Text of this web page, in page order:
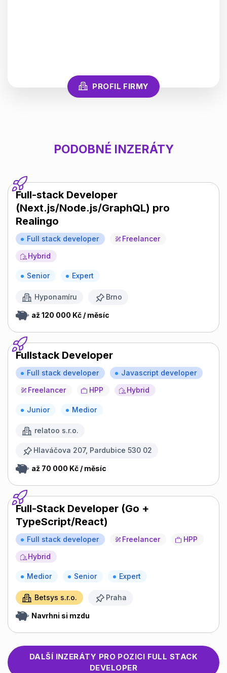
PROFIL FIRMY
PODOBNÉ INZERÁTY
Full-stack Developer
(Next.js/Node.js/GraphQL) pro
Realingo
Full stack developer
Freelancer
Hybrid
Senior Expert
Hyponamíru Brno
až 120 000 Kč / měsíc
Fullstack Developer
Full stack developer
Javascript developer
Freelancer
HPP Hybrid
Junior Medior
relatoo s.r.o.
Hlaváčova 207, Pardubice 530 02
až 70 000 Kč / měsíc
Full-Stack Developer (Go +
TypeScript/React)
Full stack developer Freelancer
HPP
Hybrid
Medior Senior Expert
Betsys s.r.o. Praha
Navrhni si mzdu
DALŠÍ INZERÁTY PRO POZICI FULL STACK
DEVELOPER